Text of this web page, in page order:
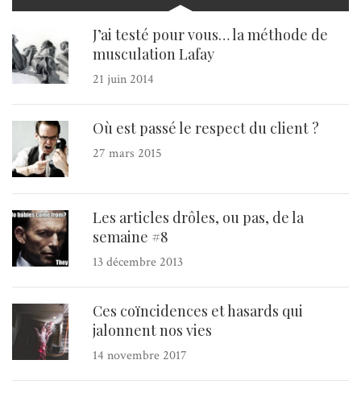
J’ai testé pour vous… la méthode de
musculation Lafay
21 juin 2014
Où est passé le respect du client ?
27 mars 2015
Les articles drôles, ou pas, de la
semaine #8
13 décembre 2013
Ces coïncidences et hasards qui
jalonnent nos vies
14 novembre 2017